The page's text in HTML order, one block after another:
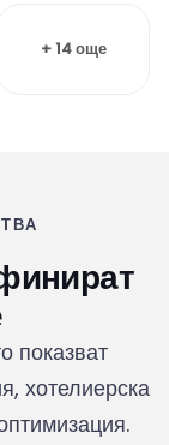
+ 14 още
показват
хотелиерска